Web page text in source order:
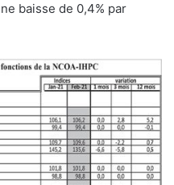
baisse de 0,4% par